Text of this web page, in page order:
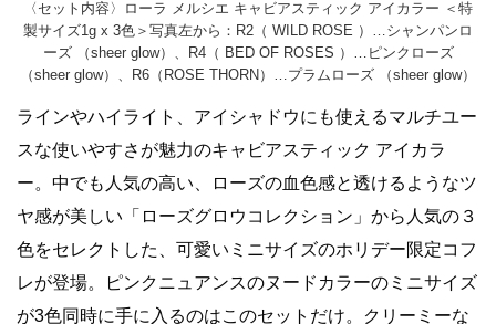
〈セット内容〉ローラ メルシエ キャビアスティック アイカラー ＜特
製サイズ1g x 3色＞写真左から：R2（ WILD ROSE ）…シャンパンロ
ーズ （sheer glow）、R4（ BED OF ROSES ）…ピンクローズ
（sheer glow）、R6（ROSE THORN）…プラムローズ （sheer glow）
ラインやハイライト、アイシャドウにも使えるマルチユー
スな使いやすさが魅力のキャビアスティック アイカラ
ー。中でも人気の高い、ローズの血色感と透けるようなツ
ヤ感が美しい「ローズグロウコレクション」から人気の３
色をセレクトした、可愛いミニサイズのホリデー限定コフ
レが登場。ピンクニュアンスのヌードカラーのミニサイズ
が3色同時に手に入るのはこのセットだけ。クリーミーな